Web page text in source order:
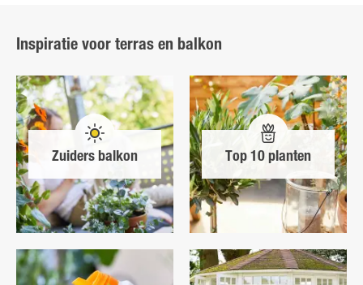
Inspiratie voor terras en balkon
Zuiders balkon Top 10 planten